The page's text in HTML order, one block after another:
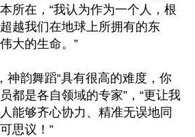
所在，“我认为作为一个人，根
越我们在地球上所拥有的东
大的生命。”
神韵舞蹈“具有很高的难度，你
都是各自领域的专家”，“更让我
能够齐心协力、精准无误地同
思议！”